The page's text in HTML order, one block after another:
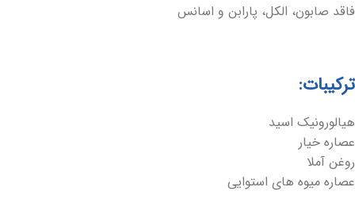
فاقد صابون، الکل، پارابن و اسانس
ترکیبات:
هیالورونیک اسید
عصاره خیار
روغن آملا
عصاره میوه های استوایی